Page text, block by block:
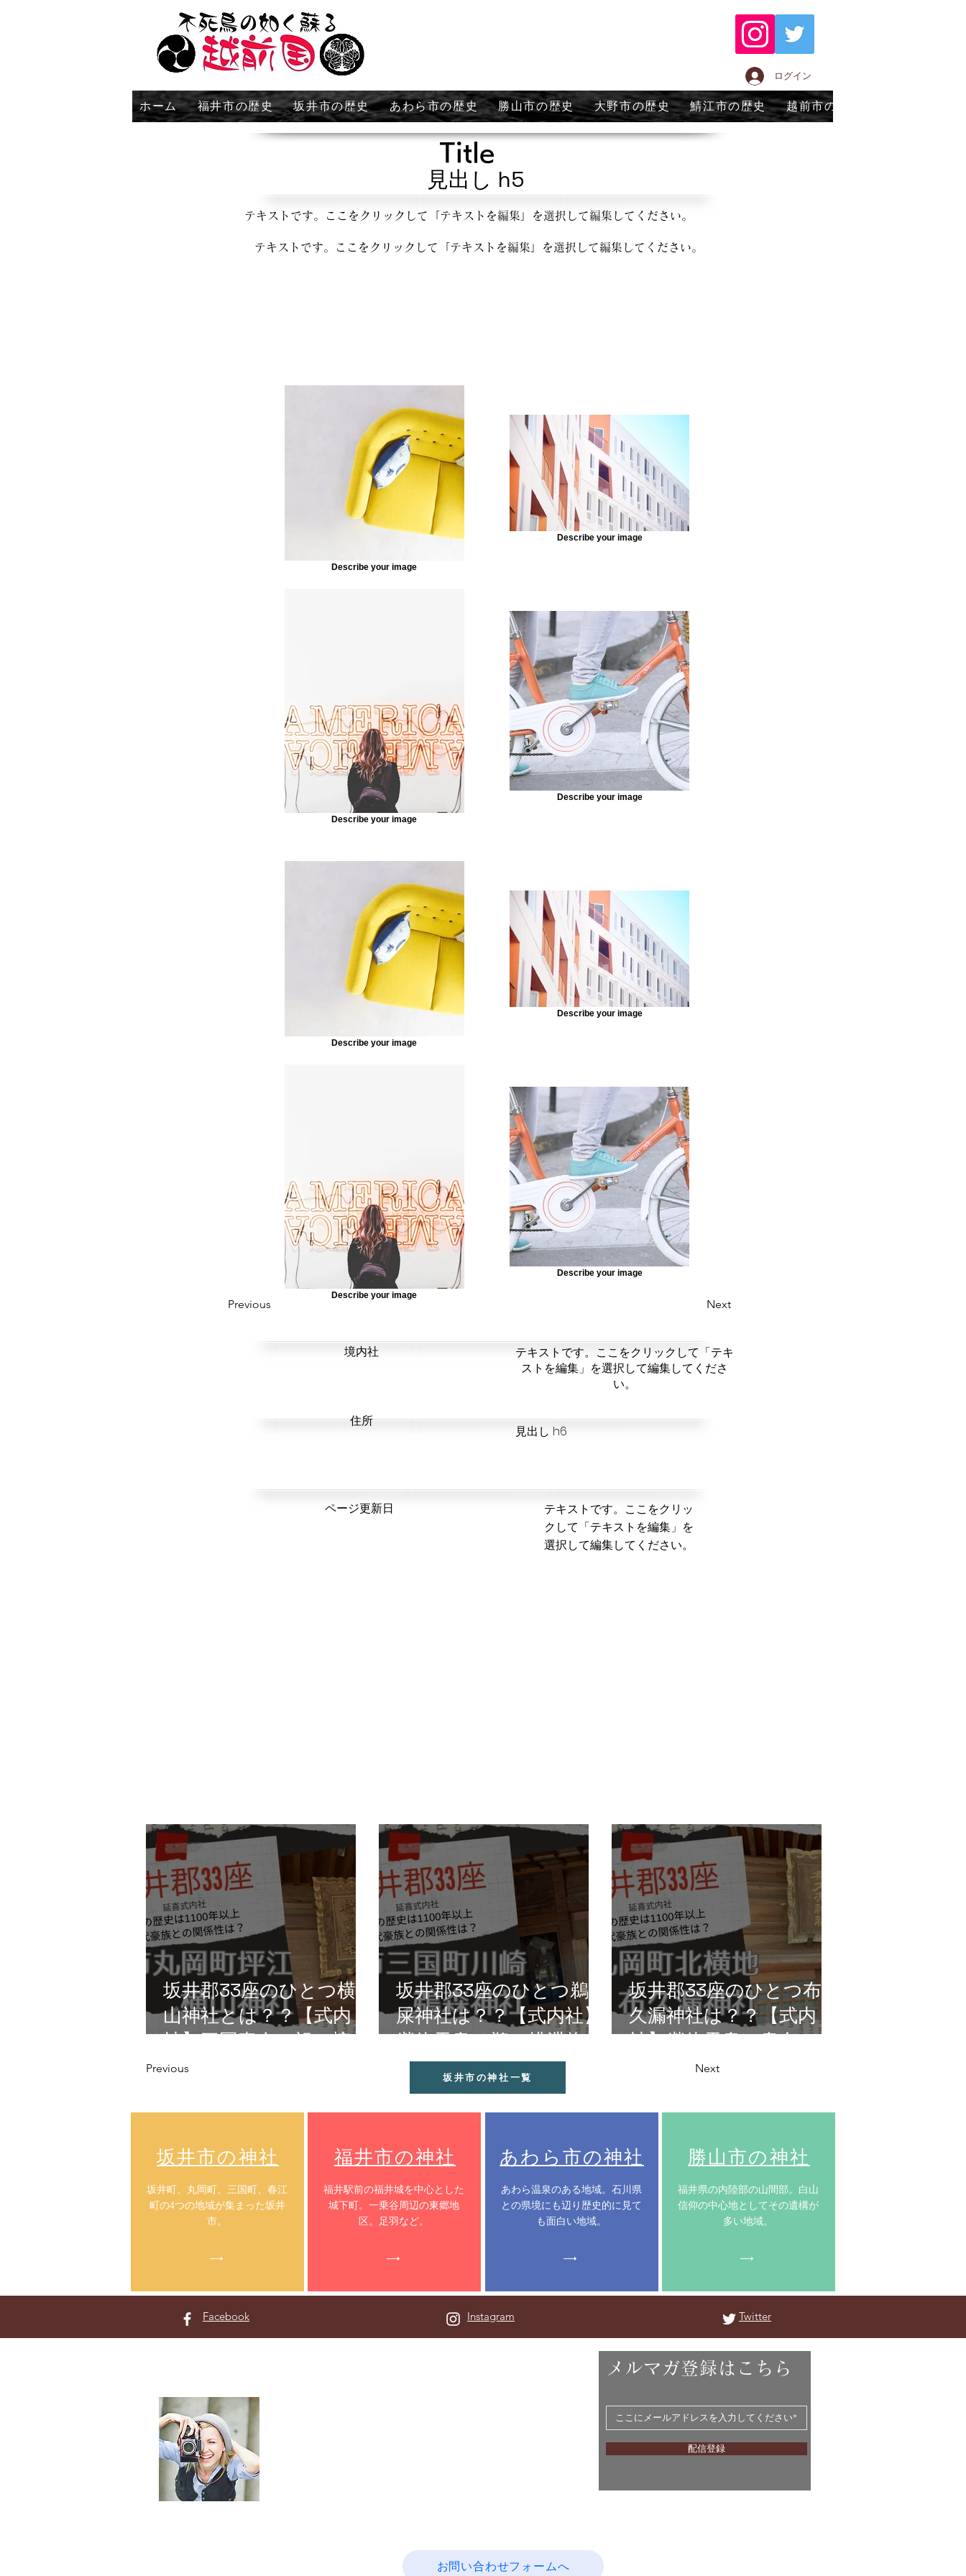
ログイン
ホーム 福井市の歴史 坂井市の歴史 あわら市の歴史 勝山市の歴史 大野市の歴史 鯖江市の歴史 越前市の歴史
Title
見出し h5
テキストです。ここをクリックして「テキストを編集」を選択して編集してください。
テキストです。ここをクリックして「テキストを編集」を選択して編集してください。
Describe your image
Describe your image
Describe your image
Describe your image
Previous
Describe your image
Describe your image
Describe your image
Describe your image
Next
テキストです。ここをクリックして「テキ
ストを編集」を選択して編集してくださ
い。
​境内社
見出し h6
​住所
​ページ更新日
テキストです。ここをクリッ
クして「テキストを編集」を
選択して編集してください。
坂井郡33座のひとつ横
山神社とは？？【式内
社】三国真人の祖・椀子
皇子の拠点か？坂井市丸
坂井郡33座のひとつ鵜
屎神社は？？【式内社】
継体天皇は鵜の排泄物を
儀式で利用？三国町川崎
の鵜森神社か！
坂井郡33座のひとつ布
久漏神社は？？【式内
社】継体天皇の皇女・円
弥媛命由縁の地の丸岡町
Previous
坂井市の神社一覧
Next
​坂井市の神社
​坂井町、丸岡町、三国町、春江
町の4つの地域が集まった坂井
市。
福井市の神社
​福井駅前の福井城を中心とした
城下町。一乗谷周辺の東郷地
区。足羽など。
あわら市の神社
​あわら温泉のある地域。石川県
との県境にも辺り歴史的に見て
も面白い地域。
​勝山市の神社
​福井県の内陸部の山間部。白山
信仰の中心地としてその遺構が
多い地域。
Facebook Instagram Twitter
メルマガ登録はこちら
配信登録
お問い合わせフォームへ